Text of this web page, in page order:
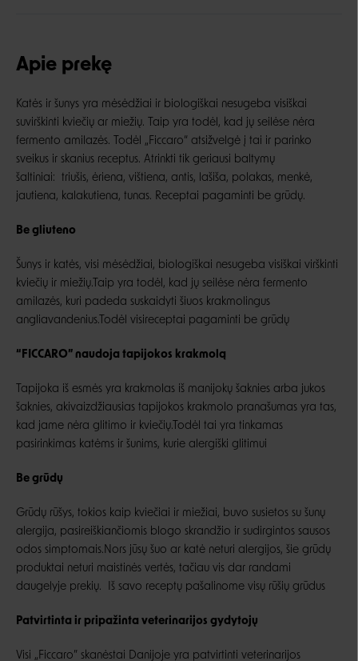
Apie prekę
Katės ir šunys yra mėsėdžiai ir biologiškai nesugeba visiškai
suvirškinti kviečių ar miežių. Taip yra todėl, kad jų seilėse nėra
fermento amilazės. Todėl „Ficcaro“ atsižvelgė į tai ir parinko
sveikus ir skanius receptus. Atrinkti tik geriausi baltymų
šaltiniai: triušis, ėriena, vištiena, antis, lašiša, polakas, menkė,
jautiena, kalakutiena, tunas. Receptai pagaminti be grūdų.
Be gliuteno
Šunys ir katės, visi mėsėdžiai, biologiškai nesugeba visiškai virškinti
kviečių ir miežių.Taip yra todėl, kad jų seilėse nėra fermento
amilazės, kuri padeda suskaidyti šiuos krakmolingus
angliavandenius.Todėl visireceptai pagaminti be grūdų
“FICCARO” naudoja tapijokos krakmolą
Tapijoka iš esmės yra krakmolas iš manijokų šaknies arba jukos
šaknies, akivaizdžiausias tapijokos krakmolo pranašumas yra tas,
kad jame nėra glitimo ir kviečių.Todėl tai yra tinkamas
pasirinkimas katėms ir šunims, kurie alergiški glitimui
Be grūdų
Grūdų rūšys, tokios kaip kviečiai ir miežiai, buvo susietos su šunų
alergija, pasireiškiančiomis blogo skrandžio ir sudirgintos sausos
odos simptomais.Nors jūsų šuo ar katė neturi alergijos, šie grūdų
produktai neturi maistinės vertės, tačiau vis dar randami
daugelyje prekių. Iš savo receptų pašalinome visų rūšių grūdus
Patvirtinta ir pripažinta veterinarijos gydytojų
Visi „Ficcaro” skanėstai Danijoje yra patvirtinti veterinarijos